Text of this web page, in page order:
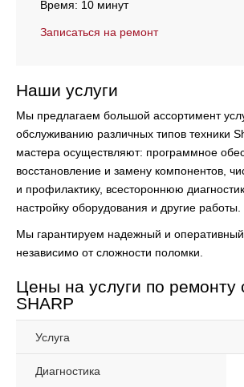
Время: 10 минут
Записаться на ремонт
Наши услуги
Мы предлагаем большой ассортимент
обслуживанию различных типов техники
мастера осуществляют: программное
восстановление и замену компонентов,
и профилактику, всестороннюю
настройку оборудования и другие работы.
Мы гарантируем надежный и
независимо от сложности поломки.
Цены на услуги по ремонту
SHARP
Услуга
Диагностика